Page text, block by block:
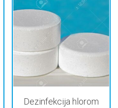
Dezinfekcija hlorom